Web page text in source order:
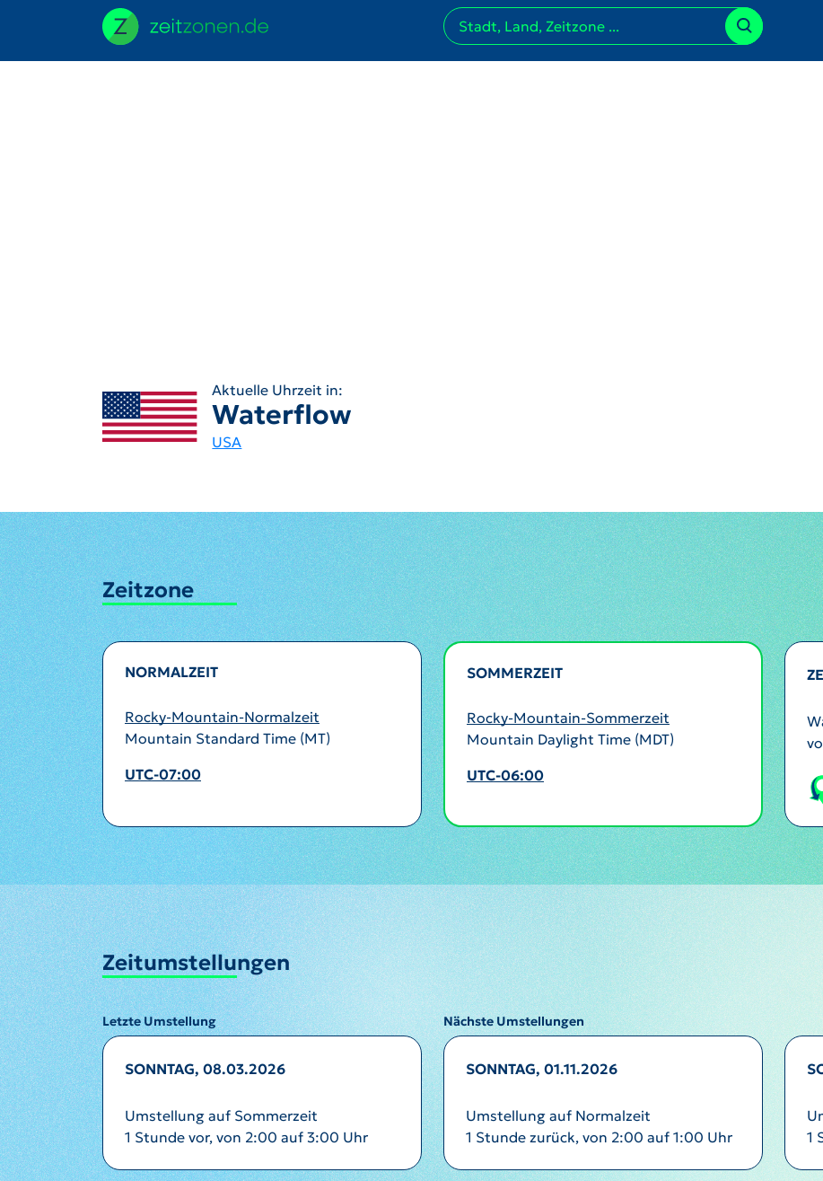
Aktuelle Uhrzeit in:
Waterflow
USA
Zeitzone
NORMALZEIT
Rocky-Mountain-Normalzeit
Mountain Standard Time (MT)
UTC-07:00
SOMMERZEIT
Rocky-Mountain-Sommerzeit
Mountain Daylight Time (MDT)
UTC-06:00
Zeitumstellungen
Letzte Umstellung Nächste Umstellungen
SONNTAG, 08.03.2026
Umstellung auf Sommerzeit
1 Stunde vor, von 2:00 auf 3:00 Uhr
SONNTAG, 01.11.2026
Umstellung auf Normalzeit
1 Stunde zurück, von 2:00 auf 1:00 Uhr
1